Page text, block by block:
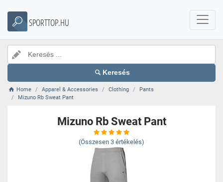
SPORTTOP.HU
Keresés
Home Apparel & Accessories Clothing
Pants
Mizuno Rb Sweat Pant
Mizuno Rb Sweat Pant
(Összesen 3 értékelés)